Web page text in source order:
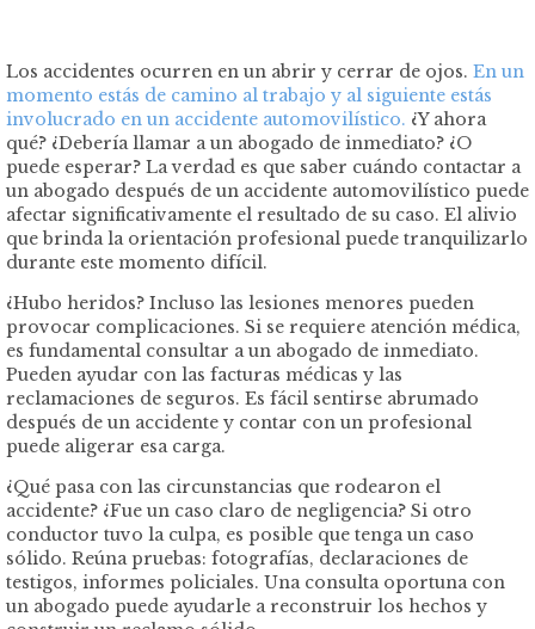
Los accidentes ocurren en un abrir y cerrar de ojos. En un
momento estás de camino al trabajo y al siguiente estás
involucrado en un accidente automovilístico. ¿Y ahora
qué? ¿Debería llamar a un abogado de inmediato? ¿O
puede esperar? La verdad es que saber cuándo contactar a
un abogado después de un accidente automovilístico puede
afectar significativamente el resultado de su caso. El alivio
que brinda la orientación profesional puede tranquilizarlo
durante este momento difícil.
¿Hubo heridos? Incluso las lesiones menores pueden
provocar complicaciones. Si se requiere atención médica,
es fundamental consultar a un abogado de inmediato.
Pueden ayudar con las facturas médicas y las
reclamaciones de seguros. Es fácil sentirse abrumado
después de un accidente y contar con un profesional
puede aligerar esa carga.
¿Qué pasa con las circunstancias que rodearon el
accidente? ¿Fue un caso claro de negligencia? Si otro
conductor tuvo la culpa, es posible que tenga un caso
sólido. Reúna pruebas: fotografías, declaraciones de
testigos, informes policiales. Una consulta oportuna con
un abogado puede ayudarle a reconstruir los hechos y